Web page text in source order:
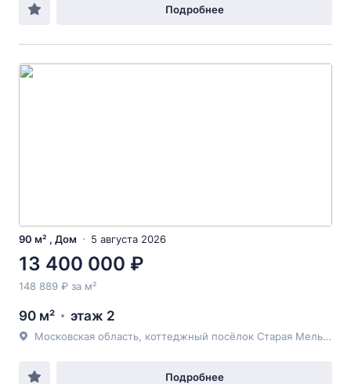
Подробнее
90 м² , Дом 5 августа 2026
13 400 000 ₽
148 889 ₽ за м²
90 м² этаж 2
Московская область, коттеджный посёлок Старая Мельница, Россия, Московская область, Раменский муниципальный округ, коттеджный посёлок Старая Мельница
Подробнее